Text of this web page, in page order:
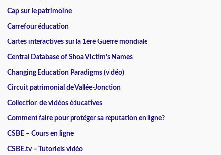
Cap sur le patrimoine
Carrefour éducation
Cartes interactives sur la 1ère Guerre mondiale
Central Database of Shoa Victim's Names
Changing Education Paradigms (vidéo)
Circuit patrimonial de Vallée-Jonction
Collection de vidéos éducatives
Comment faire pour protéger sa réputation en ligne?
CSBE – Cours en ligne
CSBE.tv – Tutoriels vidéo